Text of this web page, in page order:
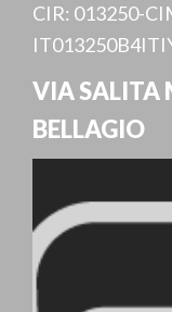
CIR: 013250-
VIA SALITA
BELLAGIO